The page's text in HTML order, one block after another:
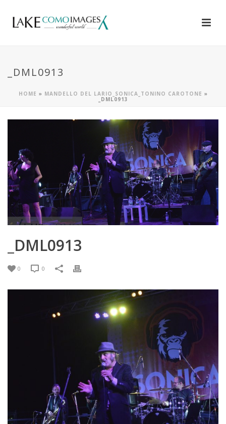
_DML0913
HOME » MANDELLO DEL LARIO_SONICA_TONINO CAROTONE »
_DML0913
_DML0913
0 0